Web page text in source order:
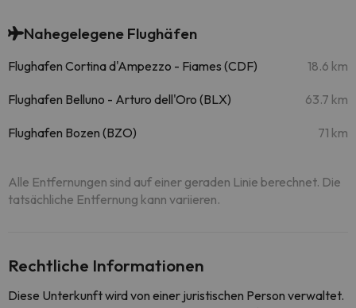
Nahegelegene Flughäfen
Flughafen Cortina d'Ampezzo - Fiames (CDF) 18.6 km
Flughafen Belluno - Arturo dell'Oro (BLX) 63.7 km
Flughafen Bozen (BZO) 71 km
Alle Entfernungen sind auf einer geraden Linie berechnet. Die
tatsächliche Entfernung kann variieren.
Rechtliche Informationen
Diese Unterkunft wird von einer juristischen Person verwaltet.